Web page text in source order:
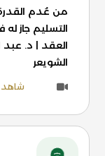
من عُدم
التسليم جاز
العقد | د. عبد
الشويعر
شاهد